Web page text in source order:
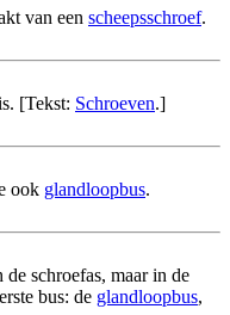
van een scheepsschroef.
[Tekst: Schroeven.]
ook glandloopbus.
schroefas, maar in de
bus: de glandloopbus,